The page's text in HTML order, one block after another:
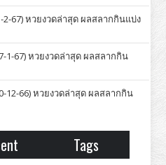
67) หวยงวดล่าสุด ผลสลากกินแบ่ง
1-67) หวยงวดล่าสุด ผลสลากกิน
12-66) หวยงวดล่าสุด ผลสลากกิน
Tags